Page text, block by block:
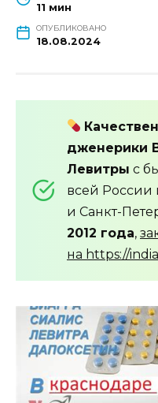
11 мин
ОПУБЛИКОВАНО
18.08.2024
дженерики
Левитры с
всей России
и Санкт-
2012 года,
на https://